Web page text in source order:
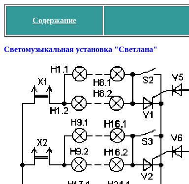
Содержание
Светомузыкальная установка "Светлана"